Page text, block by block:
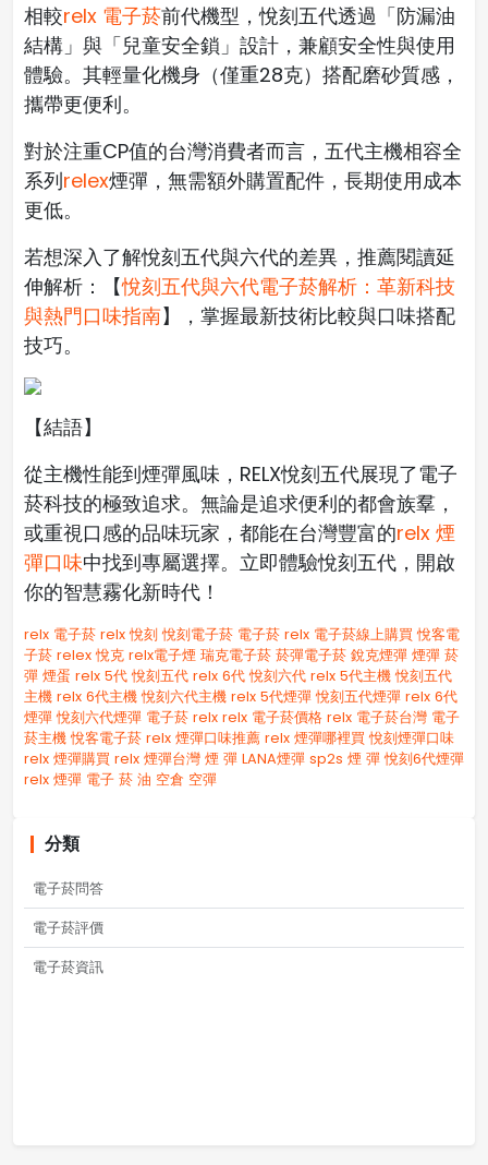
相較relx 電子菸前代機型，悅刻五代透過「防漏油
結構」與「兒童安全鎖」設計，兼顧安全性與使用
體驗。其輕量化機身（僅重28克）搭配磨砂質感，
攜帶更便利。
對於注重CP值的台灣消費者而言，五代主機相容全
系列relex煙彈，無需額外購置配件，長期使用成本
更低。
若想深入了解悅刻五代與六代的差異，推薦閱讀延
伸解析：【悅刻五代與六代電子菸解析：革新科技
與熱門口味指南】，掌握最新技術比較與口味搭配
技巧。
【結語】
從主機性能到煙彈風味，RELX悅刻五代展現了電子
菸科技的極致追求。無論是追求便利的都會族羣，
或重視口感的品味玩家，都能在台灣豐富的relx 煙
彈口味中找到專屬選擇。立即體驗悅刻五代，開啟
你的智慧霧化新時代！
relx 電子菸 relx 悅刻 悅刻電子菸 電子菸 relx 電子菸線上購買 悅客電
子菸 relex 悅克 relx電子煙 瑞克電子菸 菸彈電子菸 銳克煙彈 煙彈 菸
彈 煙蛋 relx 5代 悅刻五代 relx 6代 悅刻六代 relx 5代主機 悅刻五代
主機 relx 6代主機 悅刻六代主機 relx 5代煙彈 悅刻五代煙彈 relx 6代
煙彈 悅刻六代煙彈 電子菸 relx relx 電子菸價格 relx 電子菸台灣 電子
菸主機 悅客電子菸 relx 煙彈口味推薦 relx 煙彈哪裡買 悅刻煙彈口味
relx 煙彈購買 relx 煙彈台灣 煙 彈 LANA煙彈 sp2s 煙 彈​ 悅刻6代煙彈
relx 煙彈 電子 菸 油 空倉 空彈
分類
電子菸問答
電子菸評價
電子菸資訊